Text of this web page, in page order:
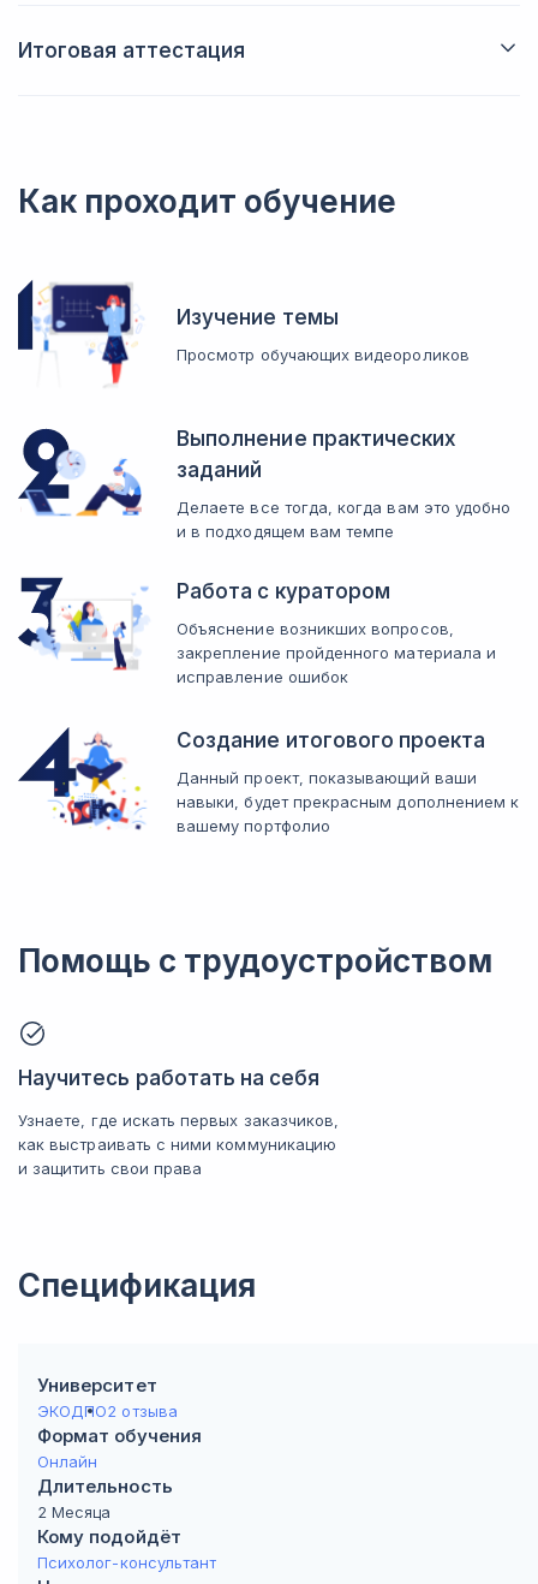
Итоговая аттестация
Как проходит обучение
Изучение темы
Просмотр обучающих видеороликов
Выполнение практических
заданий
Делаете все тогда, когда вам это удобно
и в подходящем вам темпе
Работа с куратором
Объяснение возникших вопросов,
закрепление пройденного материала и
исправление ошибок
Создание итогового проекта
Данный проект, показывающий ваши
навыки, будет прекрасным дополнением к
вашему портфолио
Помощь с трудоустройством
Научитесь работать на себя
Узнаете, где искать первых заказчиков,
как выстраивать с ними коммуникацию
и защитить свои права
Спецификация
Университет
ЭКОДПО2 отзыва
Формат обучения
Онлайн
Длительность
2 Месяца
Кому подойдёт
Психолог-консультант